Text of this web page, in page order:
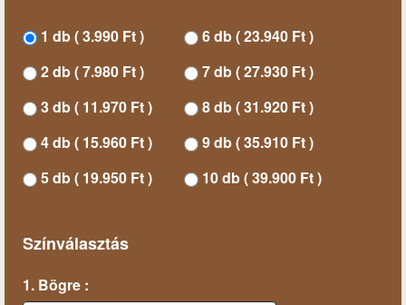
1 db ( 3.990 Ft )
2 db ( 7.980 Ft )
3 db ( 11.970 Ft )
4 db ( 15.960 Ft )
5 db ( 19.950 Ft )
6 db ( 23.940 Ft )
7 db ( 27.930 Ft )
8 db ( 31.920 Ft )
9 db ( 35.910 Ft )
10 db ( 39.900 Ft )
Színválasztás
1. Bögre :